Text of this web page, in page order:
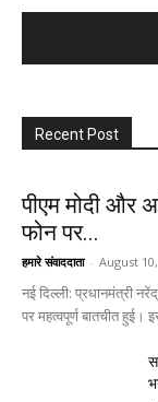
Recent Post
पीएम मोदी और
फोन पर...
हमारे संवाददाता - August
नई दिल्ली: प्रधानमंत्री
पर महत्वपूर्ण बातचीत हुई।